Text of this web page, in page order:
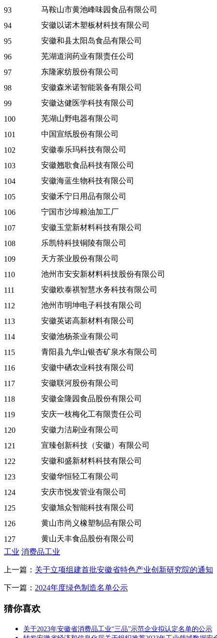
93
马鞍山市黄池峰味园食品有限公司
94
安徽以诺木塑板材科技有限公司
95
安徽和县太阳岛食品有限公司
96
芜湖道润药业有限责任公司
97
东隆家纺股份有限公司
98
安徽森米诺智能装备有限公司
99
安徽达健医学科技有限公司
100
芜湖山野电器有限公司
101
中国宣纸股份有限公司
102
安徽泰乐玛科技有限公司
103
安徽翘歌食品科技有限公司
104
安徽海蓝生物科技有限公司
105
安徽禾宁日用品有限公司
106
宁国市沙埠粮油加工厂
107
安徽玉堂新材料科技有限公司
108
乐凯特科技铜陵有限公司
109
天方茶业股份有限公司
110
池州市安安新材料科技股份有限公司
111
安徽欧泰祺智慧水务科技有限公司
112
池州市明坤电子科技有限公司
113
安徽英诺高新材料有限公司
114
安徽池杨茶业有限公司
115
青阳县九华山银杏矿泉水有限公司
116
安徽中硒农业科技有限公司
117
安徽联河股份有限公司
118
安徽金隆园食品股份有限公司
119
安庆一枝梅化工有限责任公司
120
安徽力洁刷业有限公司
121
宣臻创新科技（安徽）有限公司
122
安徽和盛新材料科技有限公司
123
安徽华恒轻工有限公司
124
安庆市悦发管业有限公司
125
安徽旭众智能科技有限公司
126
黄山市尚义橡塑制品有限公司
127
黄山天丰食品股份有限公司
工业 消费品工业
上一篇： 关于立项组建首批安徽省特色产业创新研究院的通知
下一篇： 2024年度绿色制造名单公示
猜你喜欢
关于2023年安徽省消费品工业“三品”示范企业拟认定名单的公示